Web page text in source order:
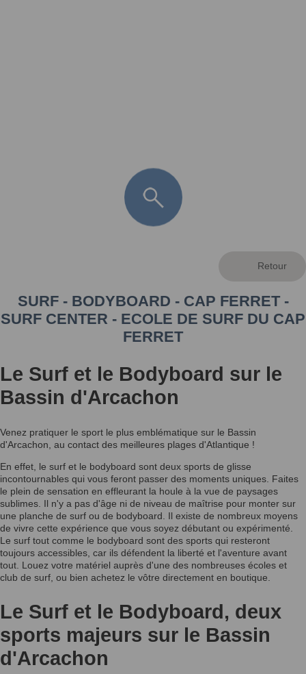
SURF - BODYBOARD - CAP FERRET -
SURF CENTER - ECOLE DE SURF DU CAP
FERRET
Le Surf et le Bodyboard sur le
Bassin d'Arcachon
Venez pratiquer le sport le plus emblématique sur le Bassin
d'Arcachon, au contact des meilleures plages d'Atlantique !
En effet, le surf et le bodyboard sont deux sports de glisse
incontournables qui vous feront passer des moments uniques. Faites
le plein de sensation en effleurant la houle à la vue de paysages
sublimes. Il n'y a pas d'âge ni de niveau de maîtrise pour monter sur
une planche de surf ou de bodyboard. Il existe de nombreux moyens
de vivre cette expérience que vous soyez débutant ou expérimenté.
Le surf tout comme le bodyboard sont des sports qui resteront
toujours accessibles, car ils défendent la liberté et l'aventure avant
tout. Louez votre matériel auprès d'une des nombreuses écoles et
club de surf, ou bien achetez le vôtre directement en boutique.
Le Surf et le Bodyboard, deux
sports majeurs sur le Bassin
d'Arcachon